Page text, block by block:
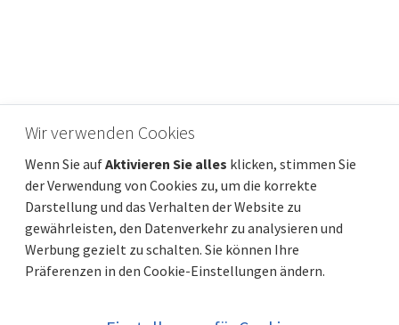
OPATIJA, POLJANE – zwei Häuser, 223 m² und
ein Garten mit Swimmingpool
Preis
Entfernung vom meer
Gesamtfläche
223 m² Gemeindeteil
Opatija - Okolica
Wir verwenden Cookies
Wenn Sie aufAktivieren Sie alles klicken, stimmen Sie
der Verwendung von Cookies zu, um die korrekte
Darstellung und das Verhalten der Website zu
gewährleisten, den Datenverkehr zu analysieren und
Werbung gezielt zu schalten. Sie können Ihre
Präferenzen in den Cookie-Einstellungen ändern.